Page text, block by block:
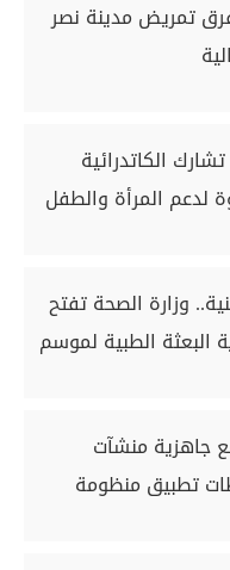
تمريض مدينة نصر
الكاتدرائية
لدعم المرأة والطفل
وزارة الصحة تفتح
البعثة الطبية لموسم
جاهزية منشآت
تطبيق منظومة